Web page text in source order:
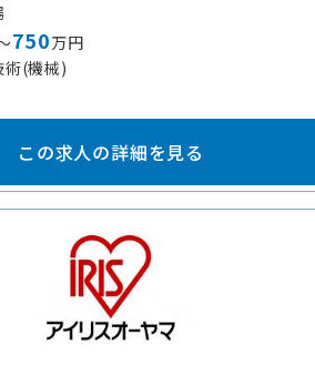
750万円
術(機械)
この求人の詳細を見る